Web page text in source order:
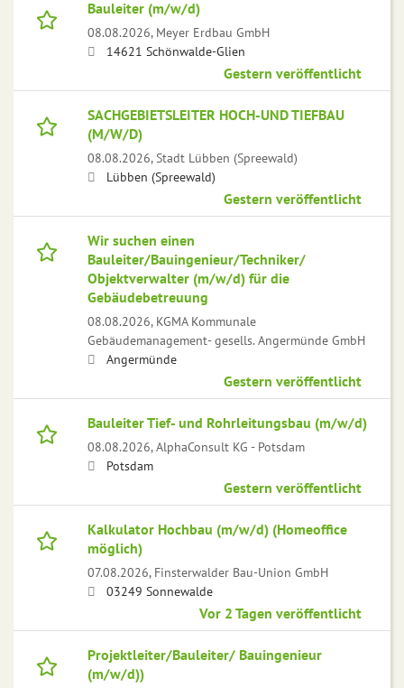
Bauleiter (m/w/d)
08.08.2026, Meyer Erdbau GmbH
14621 Schönwalde-Glien
Gestern veröffentlicht
SACHGEBIETSLEITER HOCH-UND TIEFBAU
(M/W/D)
08.08.2026,Stadt Lübben (Spreewald)
Lübben (Spreewald)
Gestern veröffentlicht
Wir suchen einen
Bauleiter/Bauingenieur/Techniker/
Objektverwalter (m/w/d) für die
Gebäudebetreuung
08.08.2026, KGMA Kommunale
Gebäudemanagement- gesells. Angermünde GmbH
Angermünde
Gestern veröffentlicht
Bauleiter Tief- und Rohrleitungsbau (m/w/d)
08.08.2026,AlphaConsult KG - Potsdam
Potsdam
Gestern veröffentlicht
Kalkulator Hochbau (m/w/d) (Homeoffice
möglich)
07.08.2026, Finsterwalder Bau-Union GmbH
03249 Sonnewalde
Vor 2 Tagen veröffentlicht
Projektleiter/Bauleiter/ Bauingenieur
(m/w/d))